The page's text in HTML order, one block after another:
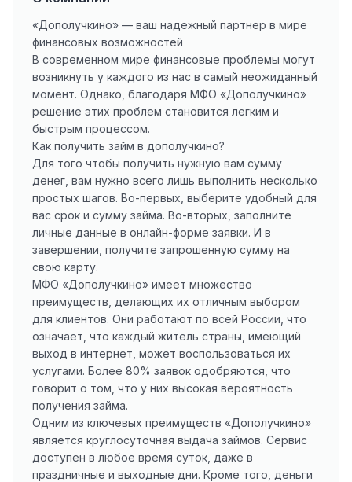
«Дополучкино» — ваш надежный партнер в мире
финансовых возможностей
В современном мире финансовые проблемы могут
возникнуть у каждого из нас в самый неожиданный
момент. Однако, благодаря МФО «Дополучкино»
решение этих проблем становится легким и
быстрым процессом.
Как получить займ в дополучкино?
Для того чтобы получить нужную вам сумму
денег, вам нужно всего лишь выполнить несколько
простых шагов. Во-первых, выберите удобный для
вас срок и сумму займа. Во-вторых, заполните
личные данные в онлайн-форме заявки. И в
завершении, получите запрошенную сумму на
свою карту.
МФО «Дополучкино» имеет множество
преимуществ, делающих их отличным выбором
для клиентов. Они работают по всей России, что
означает, что каждый житель страны, имеющий
выход в интернет, может воспользоваться их
услугами. Более 80% заявок одобряются, что
говорит о том, что у них высокая вероятность
получения займа.
Одним из ключевых преимуществ «Дополучкино»
является круглосуточная выдача займов. Сервис
доступен в любое время суток, даже в
праздничные и выходные дни. Кроме того, деньги